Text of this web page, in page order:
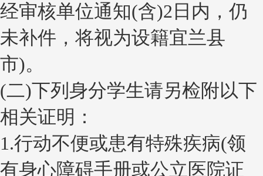
经审核单位通知(含)2日内，仍
未补件，将视为设籍宜兰县
市)。
(二)下列身分学生请另检附以下
相关证明：
1.行动不便或患有特殊疾病(领
有身心障碍手册或公立医院证